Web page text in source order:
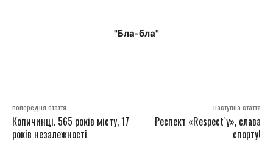
"Бла-бла"
попередня стаття
Копичинці. 565 років місту, 17
років незалежності
наступна стаття
Респект «Respect`y», слава
спорту!